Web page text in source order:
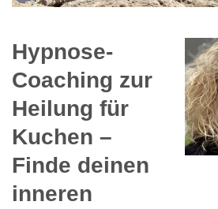
Hypnose-
Coaching zur
Heilung für
Kuchen –
Finde deinen
inneren